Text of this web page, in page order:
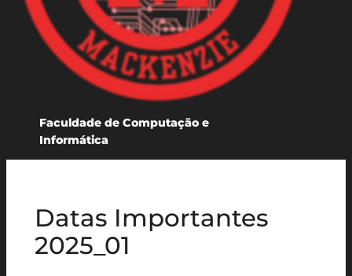
Faculdade de Computação e
Informática
Datas Importantes
2025_01